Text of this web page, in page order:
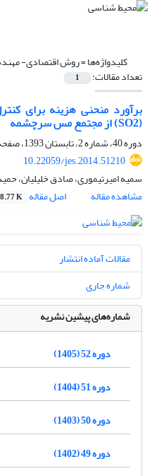
کلیدواژه‌ها =روش اقتصادی-
تعداد مقالات: 1
برآورد منحنی هزینه برای
(SO2) از مجتمع مس سرچشمه
دوره 40، شماره 2، تابستان 1393، صفحه
10.22059/jes.2014.51210
سمیه امیرتیموری، صادق خلیلیان،
مشاهده مقاله
اصل مقاله K
مقالات آماده انتشار
شماره جاری
شماره‌های پیشین نشریه
دوره 52 (1405)
دوره 51 (1404)
دوره 50 (1403)
دوره 49 (1402)